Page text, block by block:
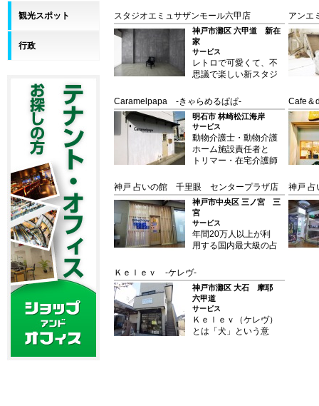
観光スポット
行政
スも充実。飾らず、着
実に力をつけたい方の
ための隠れ家スクール
です。まずは無料体験
レッスンへ！
は、その安全性の高さ
から「自宅より安心」
とまで評されました。
24時間、一年中、安
心してご利用いただけ
る理由です。
会費。運営コストを抑
えて、なっとくの価格
を実現！ 信頼性の高
い、独自のセキュリテ
ィシステムと会員管理
システムの導入は、結
果として人件費の大幅
た。 また、カラダの
健康を維持するという
本質的な目的から、華
美な施設、過度なサー
ビスを無くすことで、
運営コストの大幅削減
価格でみなさまにご提
供できる理由です。
Point3 マシンジム
特化型。プールより、
スタジオより、マシン
ジムが最も効果的！
エニタイムフィットネ
こでも、あなたの「エ
クササイズしたい！」
という気持ちに応えら
れるクラブになること
を追求しました。 独
自のセキュリティシス
テムと会員管理システ
は、その安全性の高さ
から「自宅より安心」
とまで評されました。
24時間、一年中、安
心してご利用いただけ
る理由です。
会費。運営コストを抑
えて、なっとくの価格
を実現！ 信頼性の高
い、独自のセキュリテ
ィシステムと会員管理
システムの導入は、結
果として人件費の大幅
た。 また、カラダの
健康を維持するという
本質的な目的から、華
美な施設、過度なサー
ビスを無くすことで、
運営コストの大幅削減
スタジオエミュサザンモール六甲店
神戸市灘区 六甲道 新在
家
サービス
レトロで可愛くて、不
思議で楽しい新スタジ
夢中になれる、まるで
サーカスのようなサザ
ンモール六甲店で ホ
スピタリティ溢れるス
タッフが最高のおもて
なしをいたします。
あふれる光と透き通っ
オで忘れられないひと
ときを。
アンエ
Caramelpapa -きゃらめるぱぱ-
明石市 林崎松江海岸
サービス
動物介護士・動物介護
ホーム施設責任者と
トリマー・在宅介護師
さでわんちゃんの未来
を守ります。
Cafe＆
ニング
神戸 占いの館 千里眼 センタープラザ店
神戸市中央区 三ノ宮 三
宮
サービス
年間20万人以上が利
用する国内最大級の占
関係の悩み相談も多
く、女性だけでなく男
性の利用も多い。 20
分2000円からの料金
設定。 個室鑑定4ブー
スを備え、シックな色
調の落ち着いた雰囲気
神戸
Ｋｅｌｅｖ -ケレヴ-
神戸市灘区 大石 摩耶
六甲道
サービス
Ｋｅｌｅｖ（ケレヴ）
とは「犬」という意